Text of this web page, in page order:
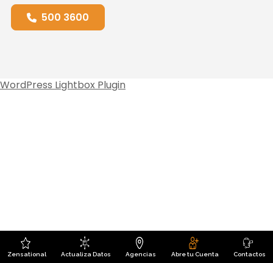
500 3600
Zensational Actualiza Datos Agencias Abre tu Cuenta Contactos
WordPress Lightbox Plugin